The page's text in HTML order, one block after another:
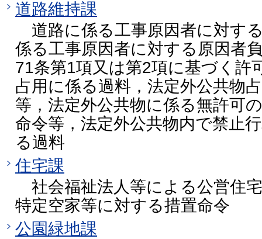
道路維持課
道路に係る工事原因者に対す
係る工事原因者に対する原因者
71条第1項又は第2項に基づく許
占用に係る過料，法定外公共物
等，法定外公共物に係る無許可
命令等，法定外公共物内で禁止
る過料
住宅課
社会福祉法人等による公営住
特定空家等に対する措置命令
公園緑地課